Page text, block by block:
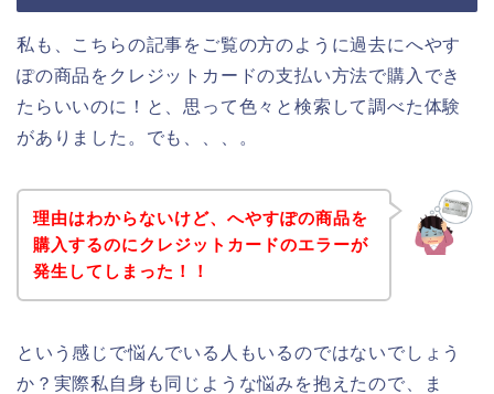
私も、こちらの記事をご覧の方のように過去にへやす
ぽの商品をクレジットカードの支払い方法で購入でき
たらいいのに！と、思って色々と検索して調べた体験
がありました。でも、、、。
理由はわからないけど、へやすぽの商品を
購入するのにクレジットカードのエラーが
発生してしまった！！
という感じで悩んでいる人もいるのではないでしょう
か？実際私自身も同じような悩みを抱えたので、ま